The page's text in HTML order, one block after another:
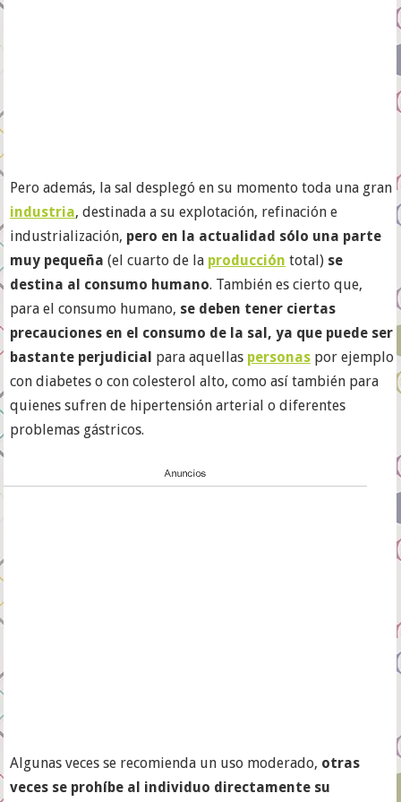
Pero además, la sal desplegó en su momento toda una gran
industria, destinada a su explotación, refinación e
industrialización, pero en la actualidad sólo una parte
muy pequeña (el cuarto de la producción total) se
destina al consumo humano. También es cierto que,
para el consumo humano, se deben tener ciertas
precauciones en el consumo de la sal, ya que puede ser
bastante perjudicial para aquellas personas por ejemplo
con diabetes o con colesterol alto, como así también para
quienes sufren de hipertensión arterial o diferentes
problemas gástricos.
Algunas veces se recomienda un uso moderado, otras
veces se prohíbe al individuo directamente su